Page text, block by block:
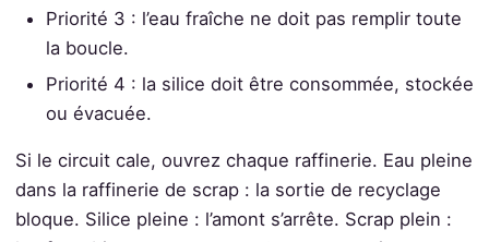
Priorité 3 : l’eau fraîche ne doit pas remplir toute
la boucle.
Priorité 4 : la silice doit être consommée, stockée
ou évacuée.
Si le circuit cale, ouvrez chaque raffinerie. Eau pleine
dans la raffinerie de scrap : la sortie de recyclage
bloque. Silice pleine : l’amont s’arrête. Scrap plein :